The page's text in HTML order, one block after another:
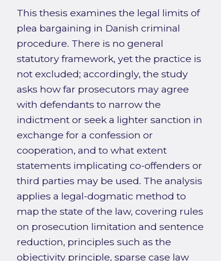
This thesis examines the legal limits of
plea bargaining in Danish criminal
procedure. There is no general
statutory framework, yet the practice is
not excluded; accordingly, the study
asks how far prosecutors may agree
with defendants to narrow the
indictment or seek a lighter sanction in
exchange for a confession or
cooperation, and to what extent
statements implicating co-offenders or
third parties may be used. The analysis
applies a legal-dogmatic method to
map the state of the law, covering rules
on prosecution limitation and sentence
reduction, principles such as the
objectivity principle, sparse case law